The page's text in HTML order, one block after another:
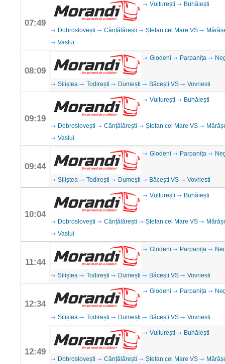
07:49
Vulturești Buhăiești
Dobroslovești Cănțălărești Ștefan cel Mare VS
Vaslui
08:09
Glodeni Parpanița
Siliștea Todirești Dumești Băcești VS Vovriesti
09:19
Vulturești Buhăiești
Dobroslovești Cănțălărești Ștefan cel Mare VS
Vaslui
09:44
Glodeni Parpanița
Siliștea Todirești Dumești Băcești VS Vovriesti
10:04
Vulturești Buhăiești
Dobroslovești Cănțălărești Ștefan cel Mare VS
Vaslui
11:44
Glodeni Parpanița
Siliștea Todirești Dumești Băcești VS Vovriesti
12:34
Glodeni Parpanița
Siliștea Todirești Dumești Băcești VS Vovriesti
12:49
Vulturești Buhăiești
Dobroslovești Cănțălărești Ștefan cel Mare VS